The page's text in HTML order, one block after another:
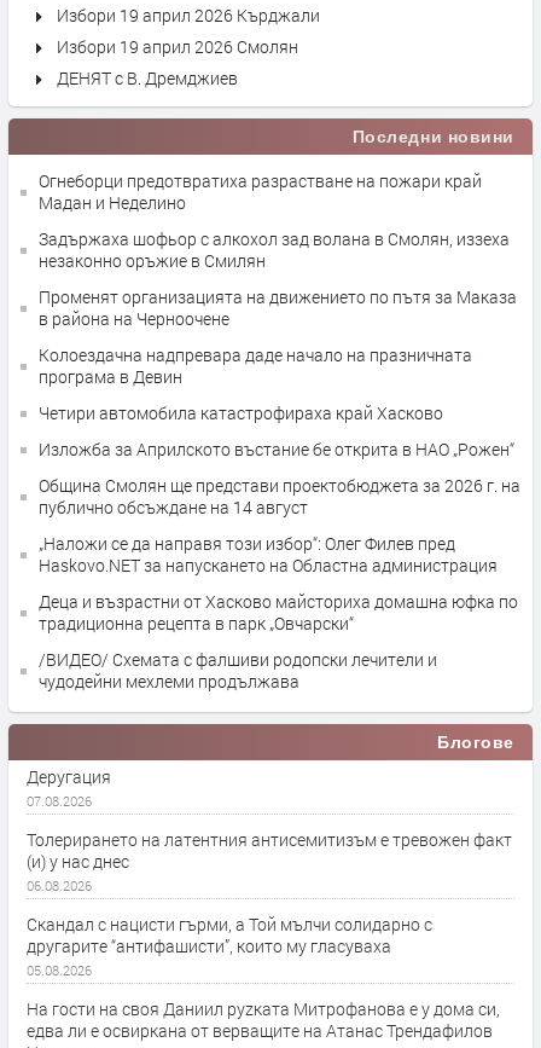
Избори 19 април 2026 Кърджали
Избори 19 април 2026 Смолян
ДЕНЯТ с В. Дремджиев
Последни новини
Огнеборци предотвратиха разрастване на пожари край
Мадан и Неделино
Задържаха шофьор с алкохол зад волана в Смолян, иззеха
незаконно оръжие в Смилян
Променят организацията на движението по пътя за Маказа
в района на Черноочене
Колоездачна надпревара даде начало на празничната
програма в Девин
Четири автомобила катастрофираха край Хасково
Изложба за Априлското въстание бе открита в НАО „Рожен“
Община Смолян ще представи проектобюджета за 2026 г. на
публично обсъждане на 14 август
„Наложи се да направя този избор“: Олег Филев пред
Haskovo.NET за напускането на Областна администрация
Деца и възрастни от Хасково майсториха домашна юфка по
традиционна рецепта в парк „Овчарски“
/ВИДЕО/ Схемата с фалшиви родопски лечители и
чудодейни мехлеми продължава
Блогове
Деругация
07.08.2026
Толерирането на латентния антисемитизъм е тревожен факт
(и) у нас днес
06.08.2026
Скандал с нацисти гърми, а Той мълчи солидарно с
другарите “антифашисти”, които му гласуваха
05.08.2026
На гости на своя Даниил руzката Митрофанова е у дома си,
едва ли е освиркана от верващите на Атанас Трендафилов